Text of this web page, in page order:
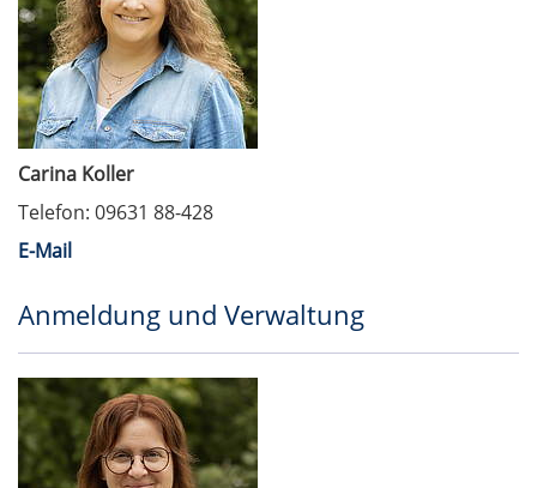
Carina Koller
Telefon: 09631 88-428
E-Mail
Anmeldung und Verwaltung